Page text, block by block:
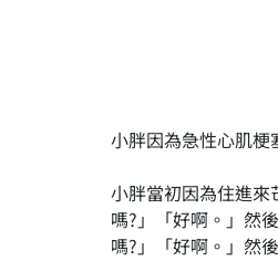
小胖因為急性心肌梗
小胖當初因為住進
嗎?」「好啊。」然
嗎?」「好啊。」然